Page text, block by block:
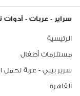
سراير - عربات -
الرئيسية
مستلزمات أطفال
سرير بيبي - عربة
القاهرة